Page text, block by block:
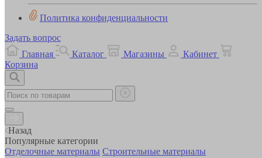
Политика конфиденциальности
Задать вопрос
Главная
Каталог Магазины
Кабинет
Корзина
Назад
Популярные категории
Отделочные материалы Строительные материалы